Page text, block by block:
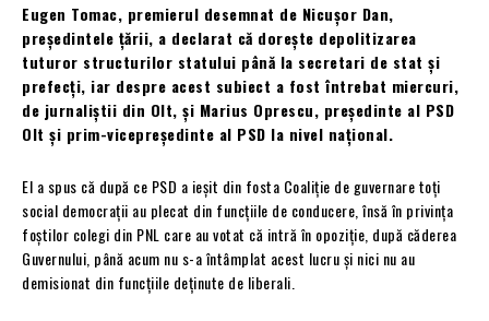
Eugen Tomac, premierul desemnat de Nicușor Dan,
președintele țării, a declarat că dorește depolitizarea
tuturor structurilor statului până la secretari de stat şi
prefecţi, iar despre acest subiect a fost întrebat miercuri,
de jurnaliștii din Olt, și Marius Oprescu, președinte al PSD
Olt și prim-vicepreședinte al PSD la nivel național.
El a spus că după ce PSD a ieșit din fosta Coaliție de guvernare toți
social democrații au plecat din funcțiile de conducere, însă în privința
foștilor colegi din PNL care au votat că intră în opoziție, după căderea
Guvernului, până acum nu s-a întâmplat acest lucru și nici nu au
demisionat din funcțiile deținute de liberali.